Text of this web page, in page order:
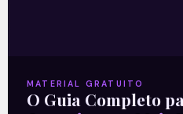
MATERIAL GRATUITO
O Guia Completo